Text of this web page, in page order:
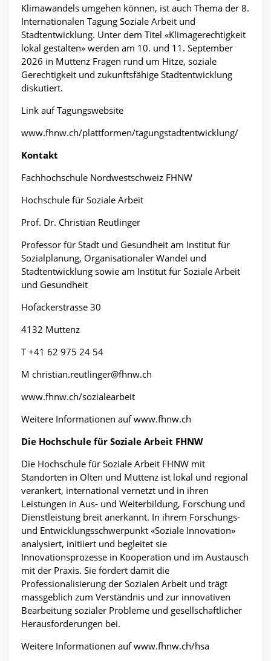
Klimawandels umgehen können, ist auch Thema der 8.
Internationalen Tagung Soziale Arbeit und
Stadtentwicklung. Unter dem Titel «Klimagerechtigkeit
lokal gestalten» werden am 10. und 11. September
2026 in Muttenz Fragen rund um Hitze, soziale
Gerechtigkeit und zukunftsfähige Stadtentwicklung
diskutiert.
Link auf Tagungswebsite
www.fhnw.ch/plattformen/tagungstadtentwicklung/
Kontakt
Fachhochschule Nordwestschweiz FHNW
Hochschule für Soziale Arbeit
Prof. Dr. Christian Reutlinger
Professor für Stadt und Gesundheit am Institut für
Sozialplanung, Organisationaler Wandel und
Stadtentwicklung sowie am Institut für Soziale Arbeit
und Gesundheit
Hofackerstrasse 30
4132 Muttenz
T +41 62 975 24 54
M christian.reutlinger@fhnw.ch
www.fhnw.ch/sozialearbeit
Weitere Informationen auf www.fhnw.ch
Die Hochschule für Soziale Arbeit FHNW
Die Hochschule für Soziale Arbeit FHNW mit
Standorten in Olten und Muttenz ist lokal und regional
verankert, international vernetzt und in ihren
Leistungen in Aus- und Weiterbildung, Forschung und
Dienstleistung breit anerkannt. In ihrem Forschungs-
und Entwicklungsschwerpunkt «Soziale Innovation»
analysiert, initiiert und begleitet sie
Innovationsprozesse in Kooperation und im Austausch
mit der Praxis. Sie fördert damit die
Professionalisierung der Sozialen Arbeit und trägt
massgeblich zum Verständnis und zur innovativen
Bearbeitung sozialer Probleme und gesellschaftlicher
Herausforderungen bei.
Weitere Informationen auf www.fhnw.ch/hsa